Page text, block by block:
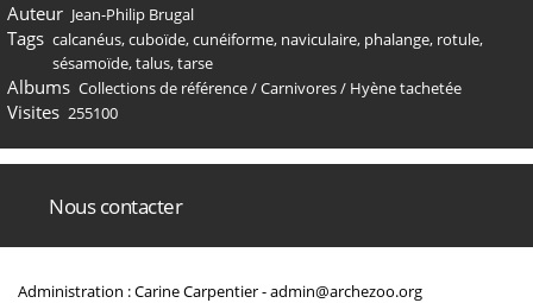
Auteur Jean-Philip Brugal
Tags calcanéus,cuboïde,cunéiforme, naviculaire, phalange, rotule,
sésamoïde,talus,tarse
Albums Collections de référence/Carnivores/ Hyène tachetée
Visites 255100
Nous contacter
Administration : Carine Carpentier -admin@archezoo.org